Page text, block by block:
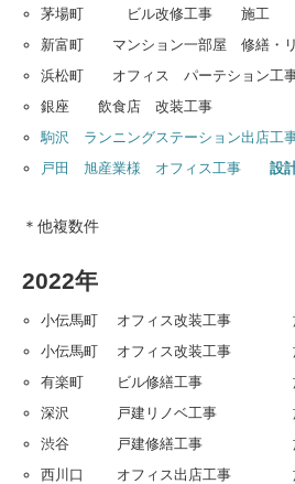
茅場町 ビル改修工事 施工
新富町 マンション一部屋 修繕・
浜松町 オフィス パーテション工
銀座 飲食店 改装工事
駒沢 ランニングステーション出店
戸田 旭産業様 オフィス工事 設
＊他複数件
2022年
小伝馬町 オフィス改装工事
小伝馬町 オフィス改装工事
有楽町 ビル修繕工事
深沢 戸建リノベ工事
渋谷 戸建修繕工事
西川口 オフィス出店工事